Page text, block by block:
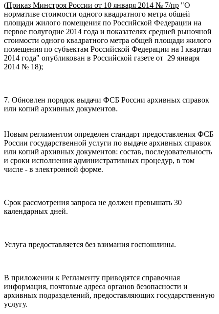
(Приказ Минстроя России от 10 января 2014 № 7/пр "О
нормативе стоимости одного квадратного метра общей
площади жилого помещения по Российской Федерации на
первое полугодие 2014 года и показателях средней рыночной
стоимости одного квадратного метра общей площади жилого
помещения по субъектам Российской Федерации на I квартал
2014 года" опубликован в Российской газете от 29 января
2014 № 18);
7. Обновлен порядок выдачи ФСБ России архивных справок
или копий архивных документов.
Новым регламентом определен стандарт предоставления ФСБ
России государственной услуги по выдаче архивных справок
или копий архивных документов: состав, последовательность
и сроки исполнения административных процедур, в том
числе - в электронной форме.
Срок рассмотрения запроса не должен превышать 30
календарных дней.
Услуга предоставляется без взимания госпошлины.
В приложении к Регламенту приводятся справочная
информация, почтовые адреса органов безопасности и
архивных подразделений, предоставляющих государственную
услугу.